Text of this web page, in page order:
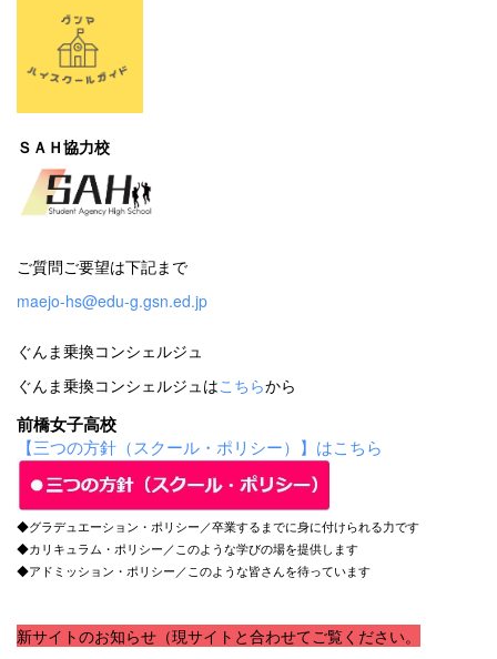
ＳＡＨ協力校
ご質問ご要望は下記まで
maejo-hs@edu-g.gsn.ed.jp
ぐんま乗換コンシェルジュ
ぐんま乗換コンシェルジュはこちらから
前橋女子高校
【三つの方針（スクール・ポリシー）】はこちら
◆グラデュエーション・ポリシー／卒業するまでに身に付けられる力です
◆カリキュラム・ポリシー／このような学びの場を提供します
◆アドミッション・ポリシー／このような皆さんを待っています
新サイトのお知らせ（現サイトと合わせてご覧ください。